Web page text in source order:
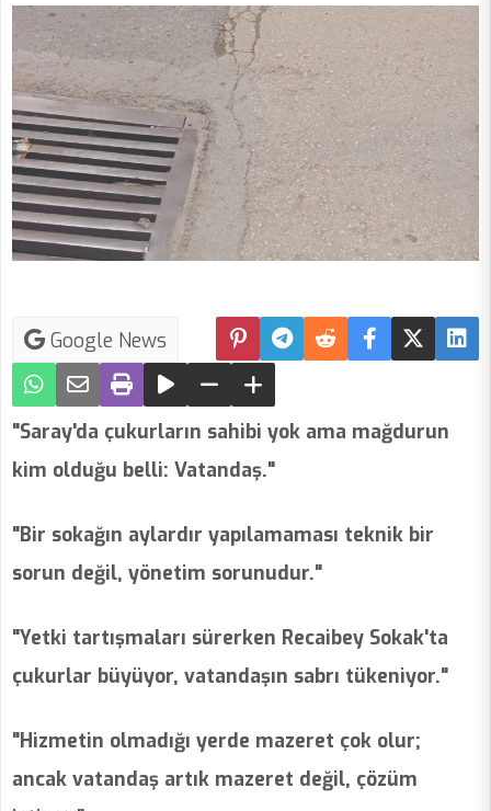
Google News
"Saray'da çukurların sahibi yok ama mağdurun
kim olduğu belli: Vatandaş."
"Bir sokağın aylardır yapılamaması teknik bir
sorun değil, yönetim sorunudur."
"Yetki tartışmaları sürerken Recaibey Sokak'ta
çukurlar büyüyor, vatandaşın sabrı tükeniyor."
"Hizmetin olmadığı yerde mazeret çok olur;
ancak vatandaş artık mazeret değil, çözüm